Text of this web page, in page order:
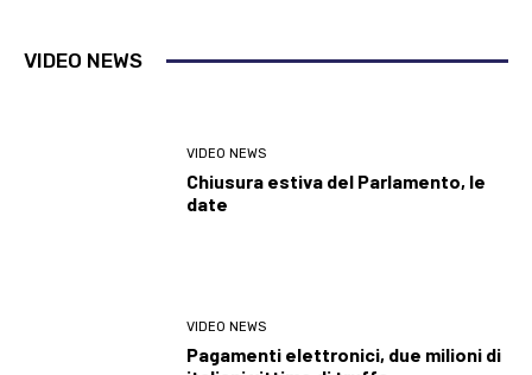
VIDEO NEWS
VIDEO NEWS
Chiusura estiva del Parlamento, le
date
VIDEO NEWS
Pagamenti elettronici, due milioni di